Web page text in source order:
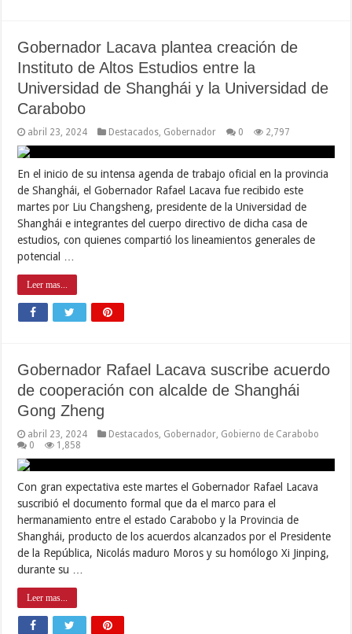
Gobernador Lacava plantea creación de
Instituto de Altos Estudios entre la
Universidad de Shanghái y la Universidad de
Carabobo
abril 23, 2024 Destacados, Gobernador 0 2,797
En el inicio de su intensa agenda de trabajo oficial en la provincia
de Shanghái, el Gobernador Rafael Lacava fue recibido este
martes por Liu Changsheng, presidente de la Universidad de
Shanghái e integrantes del cuerpo directivo de dicha casa de
estudios, con quienes compartió los lineamientos generales de
potencial …
Leer mas...
Gobernador Rafael Lacava suscribe acuerdo
de cooperación con alcalde de Shanghái
Gong Zheng
abril 23, 2024 Destacados, Gobernador, Gobierno de Carabobo
0
1,858
Con gran expectativa este martes el Gobernador Rafael Lacava
suscribió el documento formal que da el marco para el
hermanamiento entre el estado Carabobo y la Provincia de
Shanghái, producto de los acuerdos alcanzados por el Presidente
de la República, Nicolás maduro Moros y su homólogo Xi Jinping,
durante su …
Leer mas...